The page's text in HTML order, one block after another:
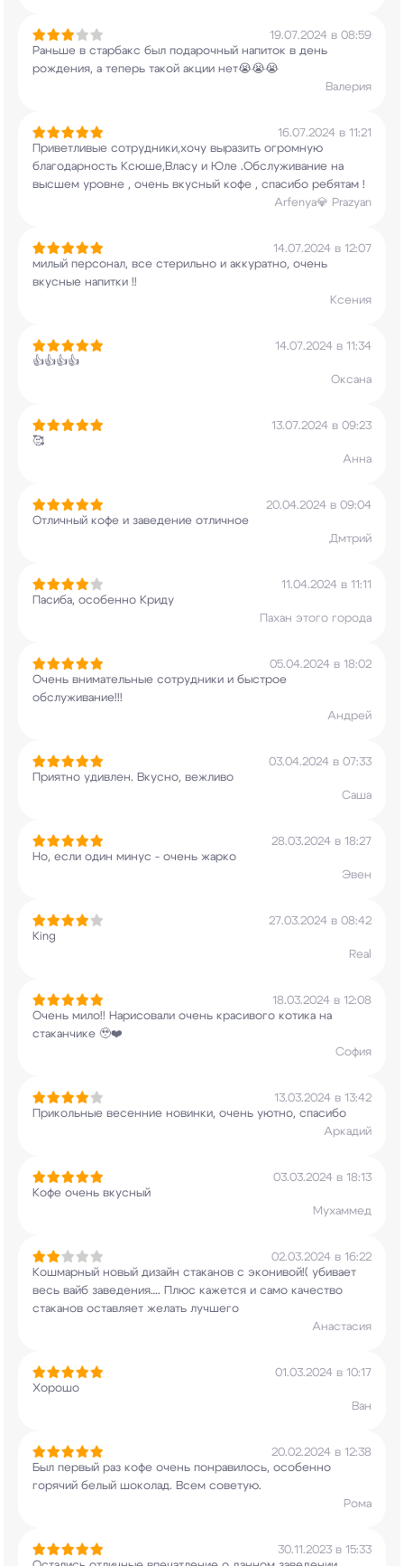
19.07.2024 в 08:59
Раньше в старбакс был подарочный напиток в день
рождения, а теперь такой акции нет😭😭😭
Валерия
16.07.2024 в 11:21
Приветливые сотрудники,хочу выразить огромную
благодарность Ксюше,Власу и Юле .Обслуживание на
высшем уровне , очень вкусный кофе , спасибо ребятам !
Arfenya💎 Prazyan
14.07.2024 в 12:07
милый персонал, все стерильно и аккуратно, очень
вкусные напитки !!
Ксения
14.07.2024 в 11:34
👍👍👍👍
Оксана
13.07.2024 в 09:23
🥰
Анна
20.04.2024 в 09:04
Отличный кофе и заведение отличное
Дмтрий
11.04.2024 в 11:11
Пасиба, особенно Криду
Пахан этого города
05.04.2024 в 18:02
Очень внимательные сотрудники и быстрое
обслуживание!!!
Андрей
03.04.2024 в 07:33
Приятно удивлен. Вкусно, вежливо
Саша
28.03.2024 в 18:27
Но, если один минус - очень жарко
Эвен
27.03.2024 в 08:42
King
Real
18.03.2024 в 12:08
Очень мило!! Нарисовали очень красивого котика на
стаканчике 🥹❤️
София
13.03.2024 в 13:42
Прикольные весенние новинки, очень уютно, спасибо
Аркадий
03.03.2024 в 18:13
Кофе очень вкусный
Мухаммед
02.03.2024 в 16:22
Кошмарный новый дизайн стаканов с эконивой!( убивает
весь вайб заведения…. Плюс кажется и само качество
стаканов оставляет желать лучшего
Анастасия
01.03.2024 в 10:17
Хорошо
Ван
20.02.2024 в 12:38
Был первый раз кофе очень понравилось, особенно
горячий белый шоколад. Всем советую.
Рома
30.11.2023 в 15:33